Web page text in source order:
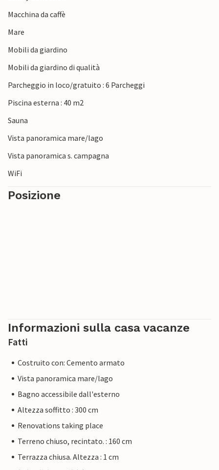
Macchina da caffè
Mare
Mobili da giardino
Mobili da giardino di qualità
Parcheggio in loco/gratuito : 6 Parcheggi
Piscina esterna : 40 m2
Sauna
Vista panoramica mare/lago
Vista panoramica s. campagna
WiFi
Posizione
Informazioni sulla casa vacanze
Fatti
Costruito con: Cemento armato
Vista panoramica mare/lago
Bagno accessibile dall'esterno
Altezza soffitto : 300 cm
Renovations taking place
Terreno chiuso, recintato. : 160 cm
Terrazza chiusa. Altezza : 1 cm